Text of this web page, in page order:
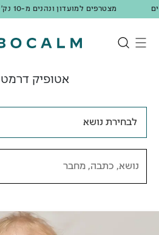
מצטרפים למועדון ונהנים מ-10 נק' מתנה + 10% הנחה ברכישה ראשונה!
אטופיק
לבחירת נושא